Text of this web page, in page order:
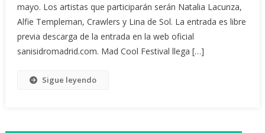
mayo. Los artistas que participarán serán Natalia Lacunza,
Alfie Templeman, Crawlers y Lina de Sol. La entrada es libre
previa descarga de la entrada en la web oficial
sanisidromadrid.com. Mad Cool Festival llega […]
Sigue leyendo